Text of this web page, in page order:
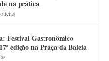
na prática
Festival Gastronômico
edição na Praça da Baleia